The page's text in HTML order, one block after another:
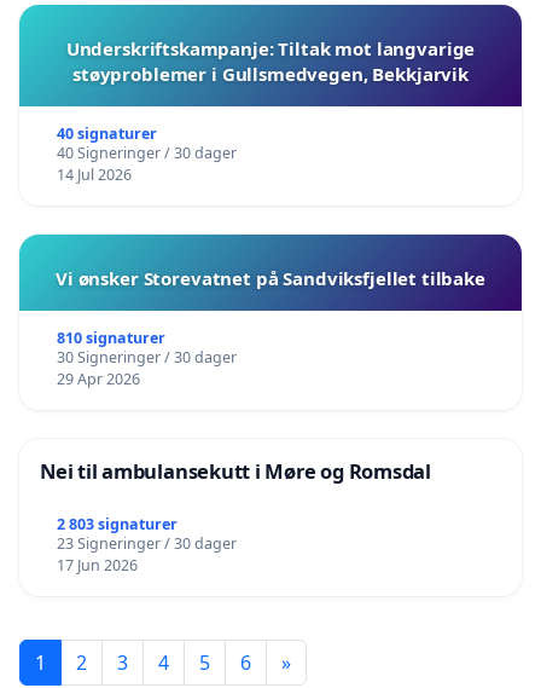
Underskriftskampanje: Tiltak mot langvarige
støyproblemer i Gullsmedvegen, Bekkjarvik
40 signaturer
40 Signeringer / 30 dager
14 Jul 2026
Vi ønsker Storevatnet på Sandviksfjellet tilbake
810 signaturer
30 Signeringer / 30 dager
29 Apr 2026
Nei til ambulansekutt i Møre og Romsdal
2 803 signaturer
23 Signeringer / 30 dager
17 Jun 2026
1 2 3 4 5 6 »